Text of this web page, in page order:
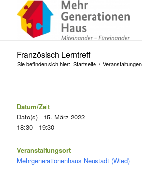
Französisch Lerntreff
Sie befinden sich hier: Startseite / Veranstaltungen
Datum/Zeit
Date(s) - 15. März 2022
18:30 - 19:30
Veranstaltungsort
Mehrgenerationenhaus Neustadt (Wied)